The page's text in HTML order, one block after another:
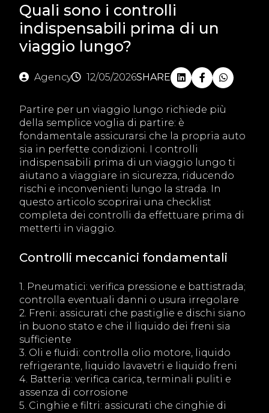
Quali sono i controlli
indispensabili prima di un
viaggio lungo?
Agency 12/05/2026SHARE
Partire per un viaggio lungo richiede più
della semplice voglia di partire: è
fondamentale assicurarsi che la propria auto
sia in perfette condizioni. I controlli
indispensabili prima di un viaggio lungo ti
aiutano a viaggiare in sicurezza, riducendo
rischi e inconvenienti lungo la strada. In
questo articolo scoprirai una checklist
completa dei controlli da effettuare prima di
metterti in viaggio.
Controlli meccanici fondamentali
1. Pneumatici: verifica pressione e battistrada;
controlla eventuali danni o usura irregolare
2. Freni: assicurati che pastiglie e dischi siano
in buono stato e che il liquido dei freni sia
sufficiente
3. Oli e fluidi: controlla olio motore, liquido
refrigerante, liquido lavavetri e liquido freni
4. Batteria: verifica carica, terminali puliti e
assenza di corrosione
5. Cinghie e filtri: assicurati che cinghie di